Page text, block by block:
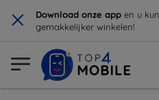
× Download onze app en u
gemakkelijker winkelen!